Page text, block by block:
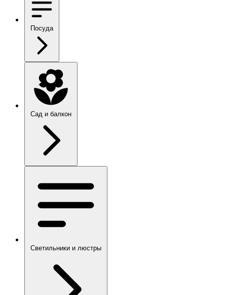
Посуда
Сад и балкон
Светильники и люстры